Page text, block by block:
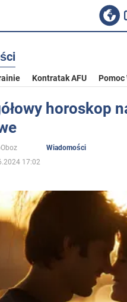
Kontratak AFU Pomoc
horoskop
Wiadomości
17:02